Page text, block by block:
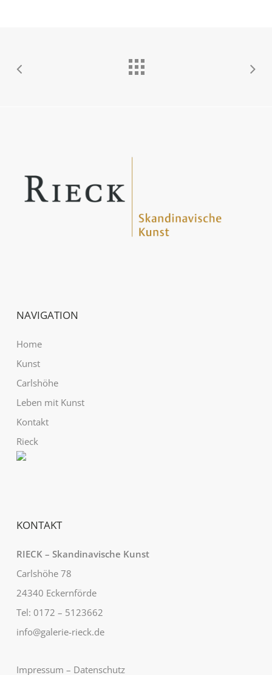
NAVIGATION
Home
Kunst
Carlshöhe
Leben mit Kunst
Kontakt
Rieck
KONTAKT
RIECK – Skandinavische Kunst
Carlshöhe 78
24340 Eckernförde
Tel: 0172 – 5123662
info@galerie-rieck.de
Impressum – Datenschutz